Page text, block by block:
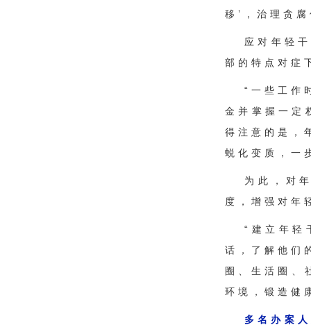
移’，治理贪
应对年轻
部的特点对症
“一些工作
金并掌握一定
得注意的是，
蜕化变质，一
为此，对
度，增强对年
“建立年轻
话，了解他们
圈、生活圈、
环境，锻造健
多名办案